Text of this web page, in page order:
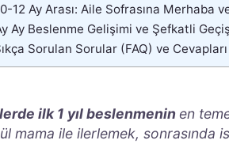
12 Ay Arası: Aile Sofrasına Merhaba
Ay Beslenme Gelişimi ve Şefkatli
Sorulan Sorular (FAQ) ve Cevapları
ilk 1 yıl beslenmeninen
mama ile ilerlemek, sonrasında